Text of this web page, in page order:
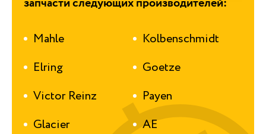
Mahle
Kolbenschmidt
Elring
Goetze
Victor Reinz
Payen
Glacier
AE